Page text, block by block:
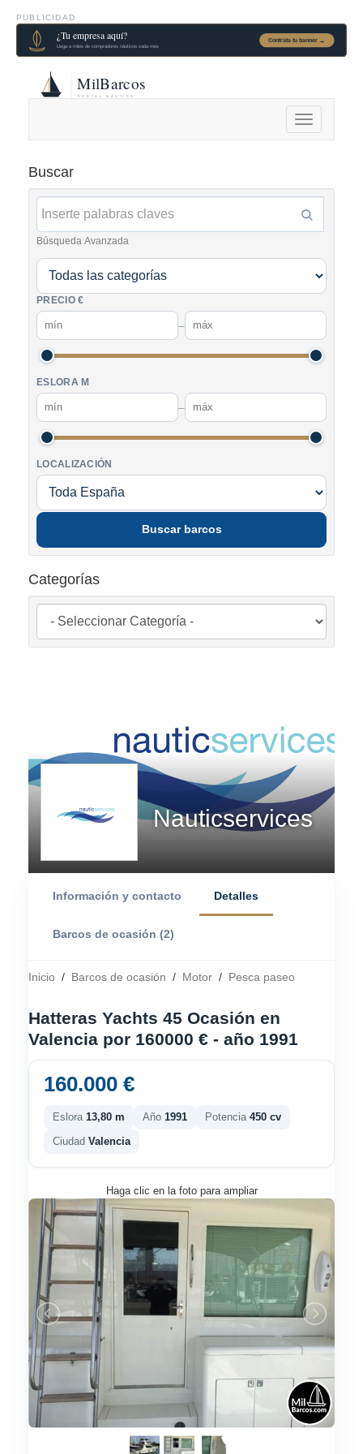
PUBLICIDAD
Alternar
navegación
Buscar
Búsqueda Avanzada
PRECIO €
–
ESLORA M
–
LOCALIZACIÓN
Buscar barcos
Categorías
Nauticservices
Información y contacto Detalles
Barcos de ocasión (2)
Inicio / Barcos de ocasión / Motor / Pesca paseo
Hatteras Yachts 45 Ocasión en
Valencia por 160000 € - año 1991
160.000 €
Eslora 13,80 m Año 1991 Potencia 450 cv
Ciudad Valencia
Haga clic en la foto para ampliar